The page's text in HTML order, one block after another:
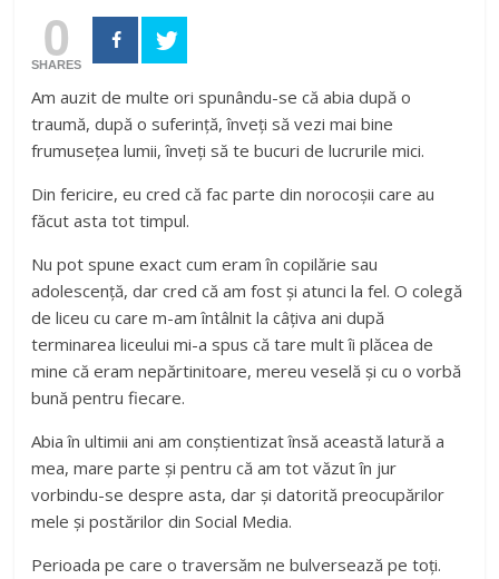
0
SHARES
Am auzit de multe ori spunându-se că abia după o
traumă, după o suferință, înveți să vezi mai bine
frumusețea lumii, înveți să te bucuri de lucrurile mici.
Din fericire, eu cred că fac parte din norocoșii care au
făcut asta tot timpul.
Nu pot spune exact cum eram în copilărie sau
adolescență, dar cred că am fost și atunci la fel. O colegă
de liceu cu care m-am întâlnit la câțiva ani după
terminarea liceului mi-a spus că tare mult îi plăcea de
mine că eram nepărtinitoare, mereu veselă și cu o vorbă
bună pentru fiecare.
Abia în ultimii ani am conștientizat însă această latură a
mea, mare parte și pentru că am tot văzut în jur
vorbindu-se despre asta, dar și datorită preocupărilor
mele și postărilor din Social Media.
Perioada pe care o traversăm ne bulversează pe toți.